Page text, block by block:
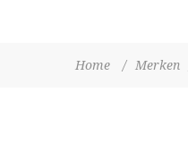
Home / Merken